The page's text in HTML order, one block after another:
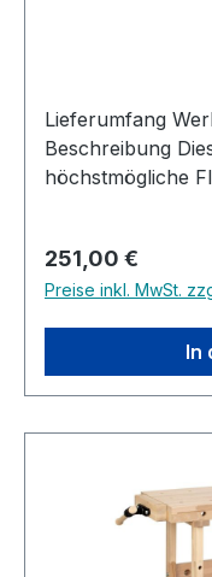
Lieferumfang Werkbank 4x Bankhaken
Beschreibung Diese Werkbank bietet
höchstmögliche
650 x 350 x 80mm
Regulärer Preis:
251,00 €
Preise inkl. MwSt.
In